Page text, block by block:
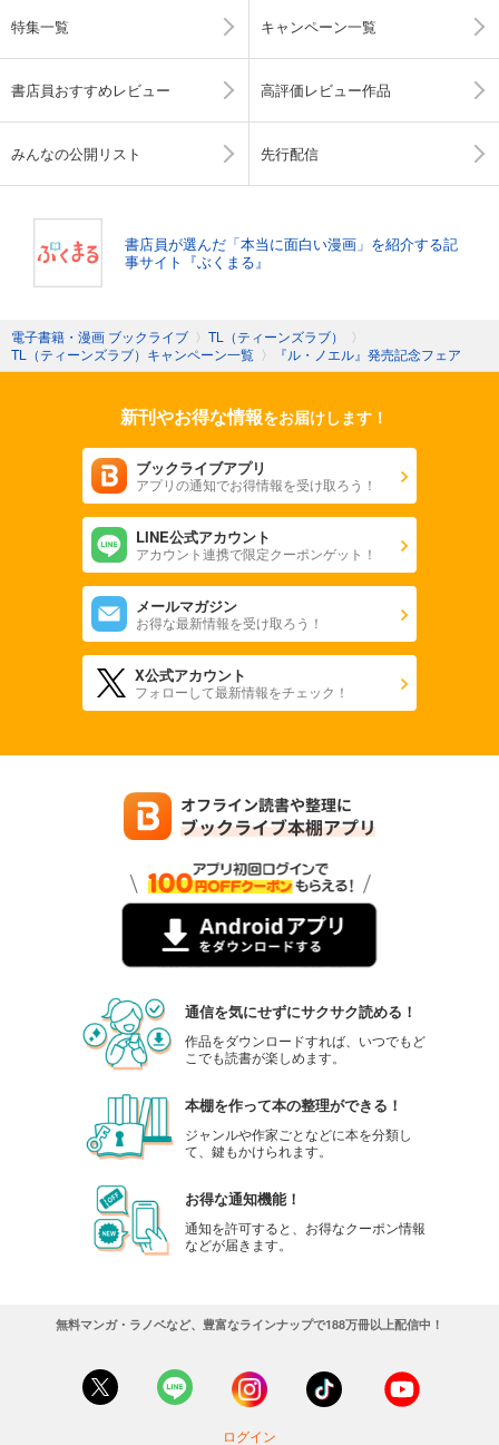
特集一覧 キャンペーン一覧
書店員おすすめレビュー 高評価レビュー作品
みんなの公開リスト 先行配信
書店員が選んだ「本当に面白い漫画」を紹介する記
事サイト『ぶくまる』
電子書籍・漫画 ブックライブ 〉 TL（ティーンズラブ）
〉
TL（ティーンズラブ）キャンペーン一覧 〉 『ル・ノエル』発売記念フェア
新刊やお得な情報をお届けします！
ブックライブアプリ
アプリの通知でお得情報を受け取ろう！
LINE公式アカウント
アカウント連携で限定クーポンゲット！
メールマガジン
お得な最新情報を受け取ろう！
X公式アカウント
フォローして最新情報をチェック！
通信を気にせずにサクサク読める！
作品をダウンロードすれば、いつでもど
こでも読書が楽しめます。
本棚を作って本の整理ができる！
ジャンルや作家ごとなどに本を分類し
て、鍵もかけられます。
お得な通知機能！
通知を許可すると、お得なクーポン情報
などが届きます。
無料マンガ・ラノベなど、豊富なラインナップで188万冊以上配信中！
ログイン